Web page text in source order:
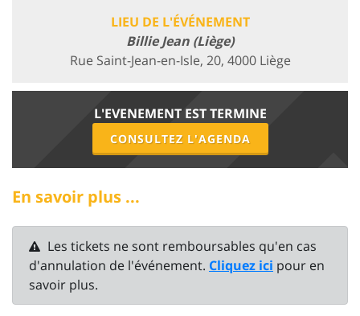
LIEU DE L'ÉVÉNEMENT
Billie Jean (Liège)
Rue Saint-Jean-en-Isle, 20, 4000 Liège
L'EVENEMENT EST TERMINE
CONSULTEZ L'AGENDA
En savoir plus ...
Les tickets ne sont remboursables qu'en cas
d'annulation de l'événement. Cliquez ici pour en
savoir plus.